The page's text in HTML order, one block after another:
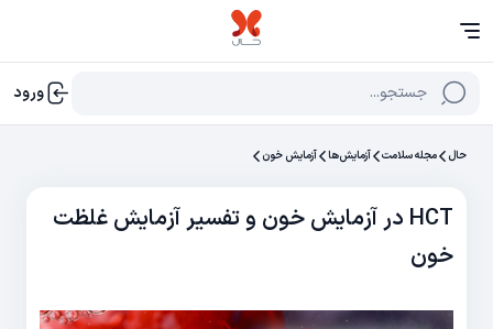
جستجو... ورود
حال مجله سلامت آزمایش‌‌ها آزمایش خون
HCT در آزمایش خون و تفسیر آزمایش غلظت
خون